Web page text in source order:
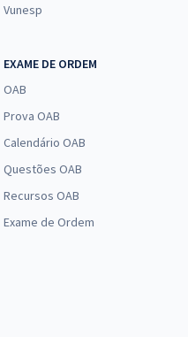
Vunesp
EXAME DE ORDEM
OAB
Prova OAB
Calendário OAB
Questões OAB
Recursos OAB
Exame de Ordem